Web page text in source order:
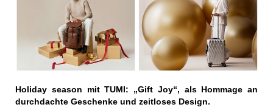
Holiday season mit TUMI: „Gift Joy“, als Hommage an
durchdachte Geschenke und zeitloses Design.